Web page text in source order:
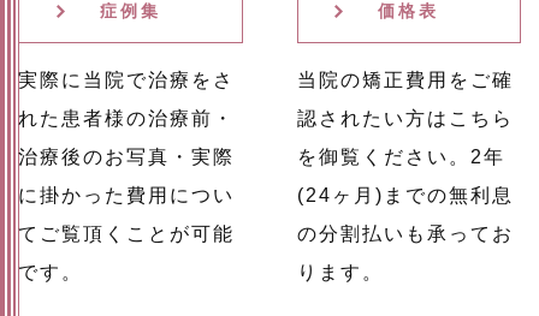
症例集
実際に当院で治療をさ
れた患者様の治療前・
治療後のお写真・実際
に掛かった費用につい
てご覧頂くことが可能
です。
価格表
当院の矯正費用をご確
認されたい方はこちら
を御覧ください。2年
(24ヶ月)までの無利息
の分割払いも承ってお
ります。